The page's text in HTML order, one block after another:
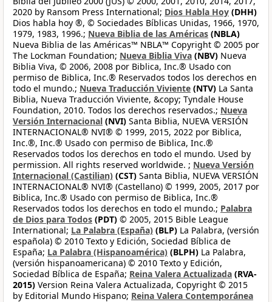
2020 by Ransom Press International; Dios Habla Hoy (DHH)
Dios habla hoy ®, © Sociedades Bíblicas Unidas, 1966, 1970,
1979, 1983, 1996.; Nueva Biblia de las Américas (NBLA)
Nueva Biblia de las Américas™ NBLA™ Copyright © 2005 por
The Lockman Foundation; Nueva Biblia Viva (NBV) Nueva
Biblia Viva, © 2006, 2008 por Biblica, Inc.® Usado con
permiso de Biblica, Inc.® Reservados todos los derechos en
todo el mundo.; Nueva Traducción Viviente (NTV) La Santa
Biblia, Nueva Traducción Viviente, &copy; Tyndale House
Foundation, 2010. Todos los derechos reservados.; Nueva
Versión Internacional (NVI) Santa Biblia, NUEVA VERSIÓN
INTERNACIONAL® NVI® © 1999, 2015, 2022 por Biblica,
Inc.®, Inc.® Usado con permiso de Biblica, Inc.®
Reservados todos los derechos en todo el mundo. Used by
permission. All rights reserved worldwide. ; Nueva Versión
Internacional (Castilian) (CST) Santa Biblia, NUEVA VERSIÓN
INTERNACIONAL® NVI® (Castellano) © 1999, 2005, 2017 por
Biblica, Inc.® Usado con permiso de Biblica, Inc.®
Reservados todos los derechos en todo el mundo.; Palabra
de Dios para Todos (PDT) © 2005, 2015 Bible League
International; La Palabra (España) (BLP) La Palabra, (versión
española) © 2010 Texto y Edición, Sociedad Bíblica de
España; La Palabra (Hispanoamérica) (BLPH) La Palabra,
(versión hispanoamericana) © 2010 Texto y Edición,
Sociedad Bíblica de España; Reina Valera Actualizada (RVA-
2015) Version Reina Valera Actualizada, Copyright © 2015
by Editorial Mundo Hispano; Reina Valera Contemporánea